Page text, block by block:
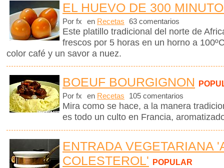
EL HUEVO DE 300
Por fx en Recetas 63 comentarios
Este platillo tradicional del norte de
frescos por 5 horas en un horno a
color café y un savor a nuez.
BOEUF BOURGIGNON
Por fx en Recetas 105 comentarios
Mira como se hace, a la manera
es todo un culto en Francia,
ENTRADA VEGETARIANA
COLESTEROL' POPULAR